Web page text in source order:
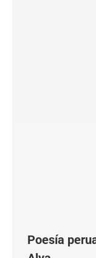
Poesía